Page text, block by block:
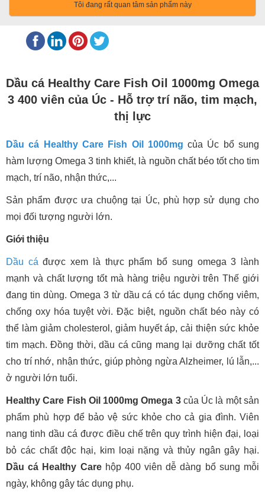
Tôi đang rất quan tâm sản phẩm này
Dầu cá Healthy Care Fish Oil 1000mg Omega
3 400 viên của Úc - Hỗ trợ trí não, tim mạch,
thị lực
Dầu cá Healthy Care Fish Oil 1000mg của Úc bổ sung
hàm lượng Omega 3 tinh khiết, là nguồn chất béo tốt cho tim
mạch, trí não, nhận thức,...
Sản phẩm được ưa chuộng tại Úc, phù hợp sử dụng cho
mọi đối tượng người lớn.
Giới thiệu
Dầu cáđược xem là thực phẩm bổ sung omega 3 lành
mạnh và chất lượng tốt mà hàng triệu người trên Thế giới
đang tin dùng. Omega 3 từ dầu cá có tác dụng chống viêm,
chống oxy hóa tuyệt vời. Đặc biệt, nguồn chất béo này có
thể làm giảm cholesterol, giảm huyết áp, cải thiện sức khỏe
tim mạch. Đồng thời, dầu cá cũng mang lại dưỡng chất tốt
cho trí nhớ, nhận thức, giúp phòng ngừa Alzheimer, lú lẫn,...
ở người lớn tuổi.
Healthy Care Fish Oil 1000mg Omega 3của Úc là một sản
phẩm phù hợp để bảo vệ sức khỏe cho cả gia đình. Viên
nang tinh dầu cá được điều chế trên quy trình hiện đại, loại
bỏ các chất độc hại, kim loại nặng và thủy ngân gây hại.
Dầu cá Healthy Carehộp 400 viên dễ dàng bổ sung mỗi
ngày, không gây tác dụng phụ.